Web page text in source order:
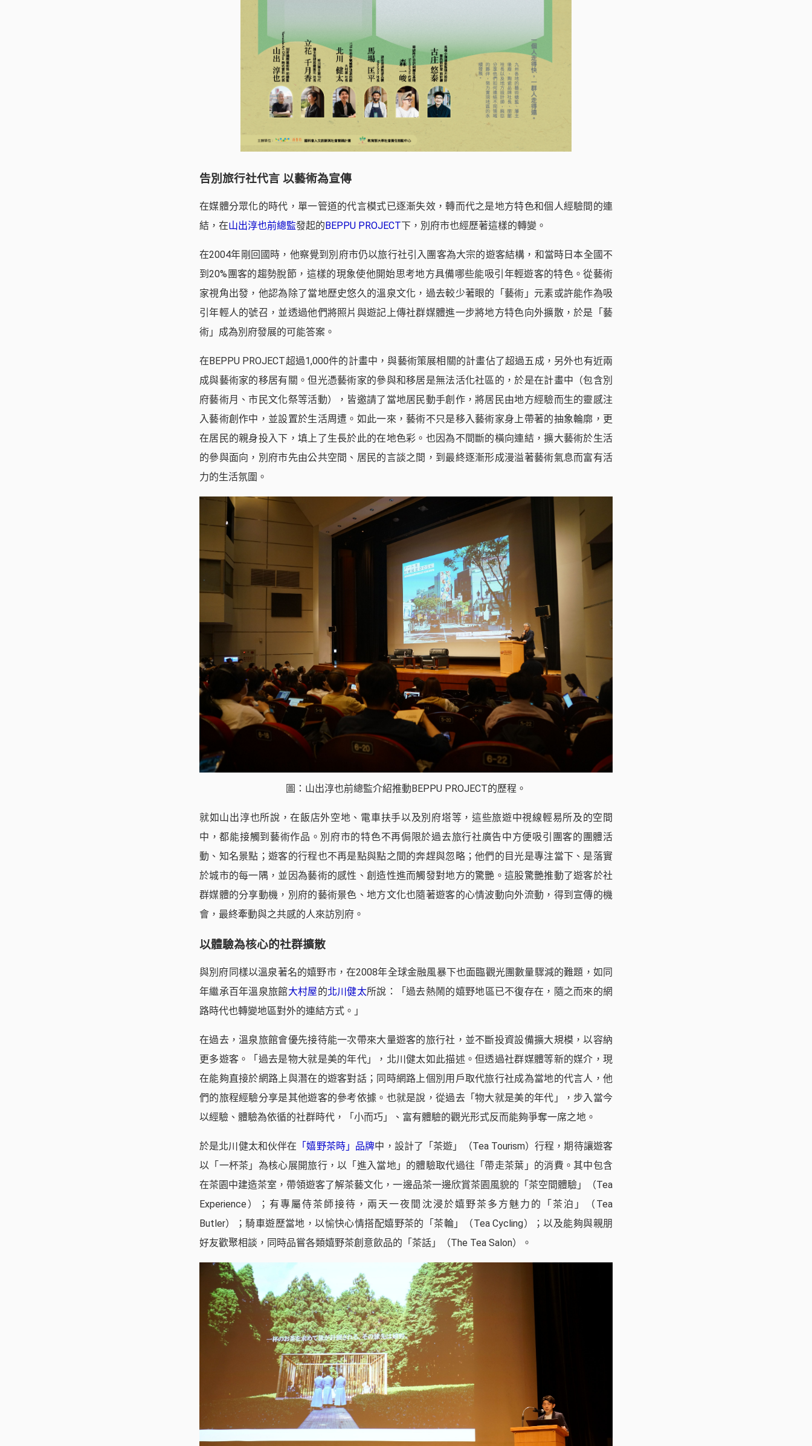
告別旅行社代言 以藝術為宣傳
在媒體分眾化的時代，單一管道的代言模式已逐漸失效，轉而代之是地方特色和個人經驗間的連
結，在山出淳也前總監發起的BEPPU PROJECT下，別府市也經歷著這樣的轉變。
在2004年剛回國時，他察覺到別府市仍以旅行社引入團客為大宗的遊客結構，和當時日本全國不
到20%團客的趨勢脫節，這樣的現象使他開始思考地方具備哪些能吸引年輕遊客的特色。從藝術
家視角出發，他認為除了當地歷史悠久的溫泉文化，過去較少著眼的「藝術」元素或許能作為吸
引年輕人的號召，並透過他們將照片與遊記上傳社群媒體進一步將地方特色向外擴散，於是「藝
術」成為別府發展的可能答案。
在BEPPU PROJECT超過1,000件的計畫中，與藝術策展相關的計畫佔了超過五成，另外也有近兩
成與藝術家的移居有關。但光憑藝術家的參與和移居是無法活化社區的，於是在計畫中（包含別
府藝術月、市民文化祭等活動），皆邀請了當地居民動手創作，將居民由地方經驗而生的靈感注
入藝術創作中，並設置於生活周遭。如此一來，藝術不只是移入藝術家身上帶著的抽象輪廓，更
在居民的親身投入下，填上了生長於此的在地色彩。也因為不間斷的橫向連結，擴大藝術於生活
的參與面向，別府市先由公共空間、居民的言談之間，到最終逐漸形成漫溢著藝術氣息而富有活
力的生活氛圍。
圖：山出淳也前總監介紹推動BEPPU PROJECT的歷程。
就如山出淳也所說，在飯店外空地、電車扶手以及別府塔等，這些旅遊中視線輕易所及的空間
中，都能接觸到藝術作品。別府市的特色不再侷限於過去旅行社廣告中方便吸引團客的團體活
動、知名景點；遊客的行程也不再是點與點之間的奔趕與忽略；他們的目光是專注當下、是落實
於城市的每一隅，並因為藝術的感性、創造性進而觸發對地方的驚艷。這股驚艷推動了遊客於社
群媒體的分享動機，別府的藝術景色、地方文化也隨著遊客的心情波動向外流動，得到宣傳的機
會，最終牽動與之共感的人來訪別府。
以體驗為核心的社群擴散
與別府同樣以溫泉著名的嬉野市，在2008年全球金融風暴下也面臨觀光團數量驟減的難題，如同
年繼承百年溫泉旅館大村屋的北川健太所說：「過去熱鬧的嬉野地區已不復存在，隨之而來的網
路時代也轉變地區對外的連結方式。」
在過去，溫泉旅館會優先接待能一次帶來大量遊客的旅行社，並不斷投資設備擴大規模，以容納
更多遊客。「過去是物大就是美的年代」，北川健太如此描述。但透過社群媒體等新的媒介，現
在能夠直接於網路上與潛在的遊客對話；同時網路上個別用戶取代旅行社成為當地的代言人，他
們的旅程經驗分享是其他遊客的參考依據。也就是說，從過去「物大就是美的年代」，步入當今
以經驗、體驗為依循的社群時代，「小而巧」、富有體驗的觀光形式反而能夠爭奪一席之地。
於是北川健太和伙伴在 「嬉野茶時」品牌中，設計了「茶遊」（Tea Tourism）行程，期待讓遊客
以「一杯茶」為核心展開旅行，以「進入當地」的體驗取代過往「帶走茶葉」的消費。其中包含
在茶園中建造茶室，帶領遊客了解茶藝文化，一邊品茶一邊欣賞茶園風貌的「茶空間體驗」（Tea
Experience）；有專屬侍茶師接待，兩天一夜間沈浸於嬉野茶多方魅力的「茶泊」（Tea
Butler）；騎車遊歷當地，以愉快心情搭配嬉野茶的「茶輪」（Tea Cycling）；以及能夠與親朋
好友歡聚相談，同時品嘗各類嬉野茶創意飲品的「茶話」（The Tea Salon）。